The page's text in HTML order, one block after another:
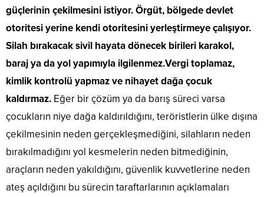
güçlerinin çekilmesini istiyor. Örgüt, bölgede devlet
otoritesi yerine kendi otoritesini yerleştirmeye çalışıyor.
Silah bırakacak sivil hayata dönecek birileri karakol,
baraj ya da yol yapımıyla ilgilenmez.Vergi toplamaz,
kimlik kontrolü yapmaz ve nihayet dağa çocuk
kaldırmaz. Eğer bir çözüm ya da barış süreci varsa
çocukların niye dağa kaldırıldığını, teröristlerin ülke dışına
çekilmesinin neden gerçekleşmediğini, silahların neden
bırakılmadığını yol kesmelerin neden bitmediğinin,
araçların neden yakıldığını, güvenlik kuvvetlerine neden
ateş açıldığını bu sürecin taraftarlarının açıklamaları